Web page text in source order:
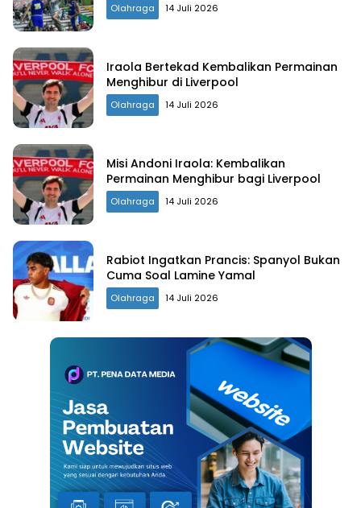
Olahraga 14 Juli 2026
Iraola Bertekad Kembalikan Permainan
Menghibur di Liverpool
Olahraga 14 Juli 2026
Misi Andoni Iraola: Kembalikan
Permainan Menghibur bagi Liverpool
Olahraga 14 Juli 2026
Rabiot Ingatkan Prancis: Spanyol Bukan
Cuma Soal Lamine Yamal
Olahraga 14 Juli 2026